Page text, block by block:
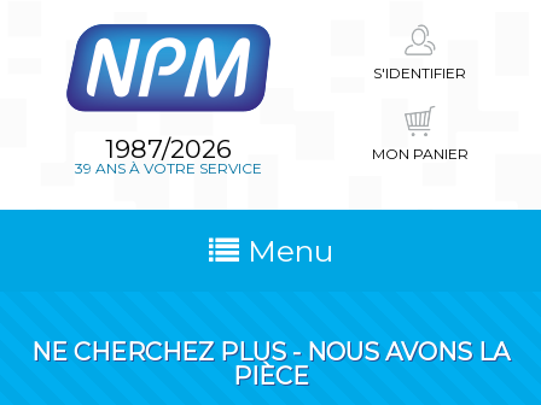
1987/2026
39 ANS À VOTRE SERVICE
S'IDENTIFIER
MON PANIER
Menu
NE CHERCHEZ PLUS - NOUS AVONS LA
PIÈCE